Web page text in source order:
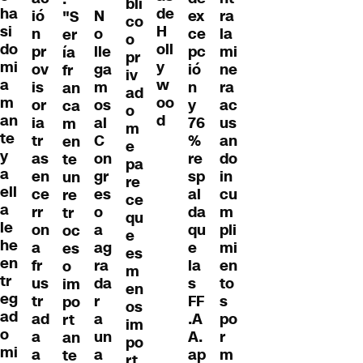
ha
si
do
mi
a
m
an
te
y
a
ell
a
le
he
en
tr
eg
ad
o
mi
ió
n
pr
ov
is
or
ia
tr
as
en
ce
rr
on
a
fr
us
tr
ad
a
a
"S
er
ía
fr
an
ca
m
en
te
un
re
tr
oc
es
o
im
po
rt
an
te
N
o
lle
ga
m
os
al
C
on
gr
es
o
a
ag
ra
da
r
a
un
a
co
o
pr
iv
ad
o
m
e
pa
re
ce
qu
e
es
m
en
os
im
po
de
H
oll
y
w
oo
d
ex
ce
pc
ió
n
y
76
%
re
sp
al
da
qu
e
la
s
FF
.A
A.
ap
ra
la
mi
ne
ra
ac
us
an
do
in
cu
m
pli
mi
en
to
s
po
r
m